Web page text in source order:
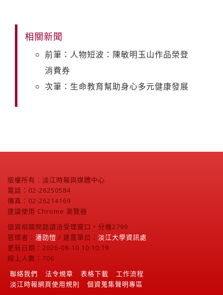
相關新聞
前筆：人物短波：陳敏明玉山作品榮登
消費券
次筆：生命教育幫助身心多元健康發展
版權所有：淡江時報與媒體中心
電話：02-26250584
傳真：02-26214169
建議使用 Chrome 瀏覽器
個資相關問題請洽受理窗口，分機2799
管理者： 潘劭愷 / 建置單位： 淡江大學資訊處
更新日期：2026-08-10 10:10:19
線上人數：706
聯絡我們
法令規章 表格下載
工作流程
淡江時報網頁使用規則
個資蒐集聲明專區